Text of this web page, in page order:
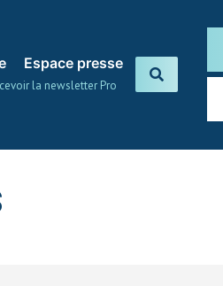
Espace presse
la newsletter Pro